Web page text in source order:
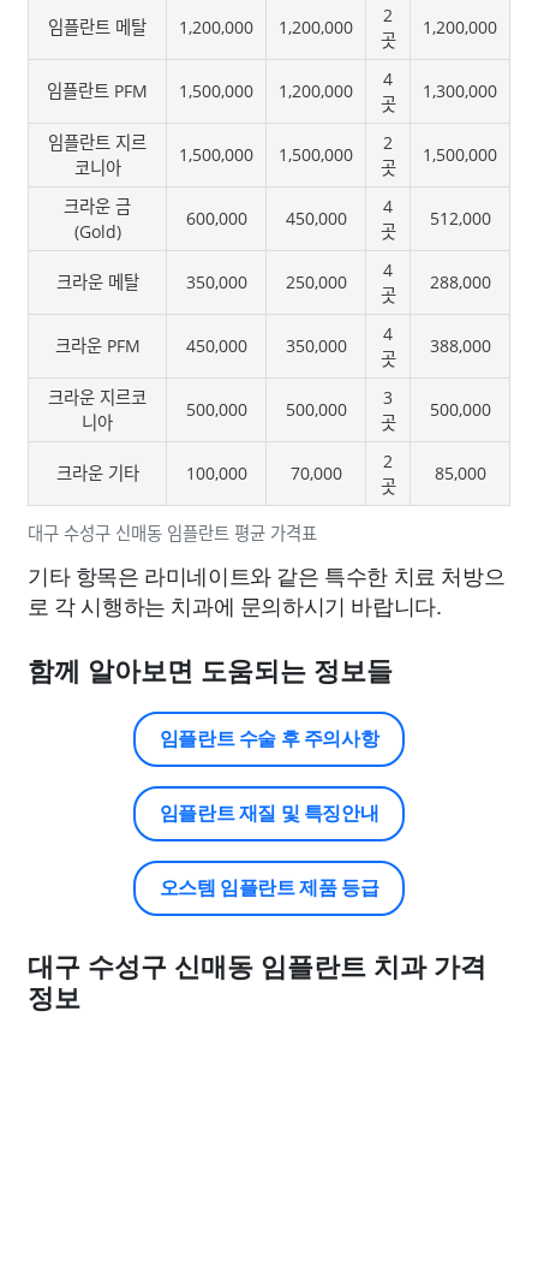
대구 수성구 신매동 임플란트 평균 가격표
임플란트 메탈 1,200,000 1,200,000
2
곳
1,200,000
임플란트 PFM 1,500,000 1,200,000
4
곳
1,300,000
임플란트 지르
코니아
1,500,000 1,500,000
2
곳
1,500,000
크라운 금
(Gold)
600,000 450,000
4
곳
512,000
크라운 메탈 350,000 250,000
4
곳
288,000
크라운 PFM 450,000 350,000
4
곳
388,000
크라운 지르코
니아
500,000 500,000
3
곳
500,000
크라운 기타 100,000 70,000
2
곳
85,000
기타 항목은 라미네이트와 같은 특수한 치료 처방으
로 각 시행하는 치과에 문의하시기 바랍니다.
함께 알아보면 도움되는 정보들
임플란트 수술 후 주의사항
임플란트 재질 및 특징안내
오스템 임플란트 제품 등급
대구 수성구 신매동 임플란트 치과 가격
정보